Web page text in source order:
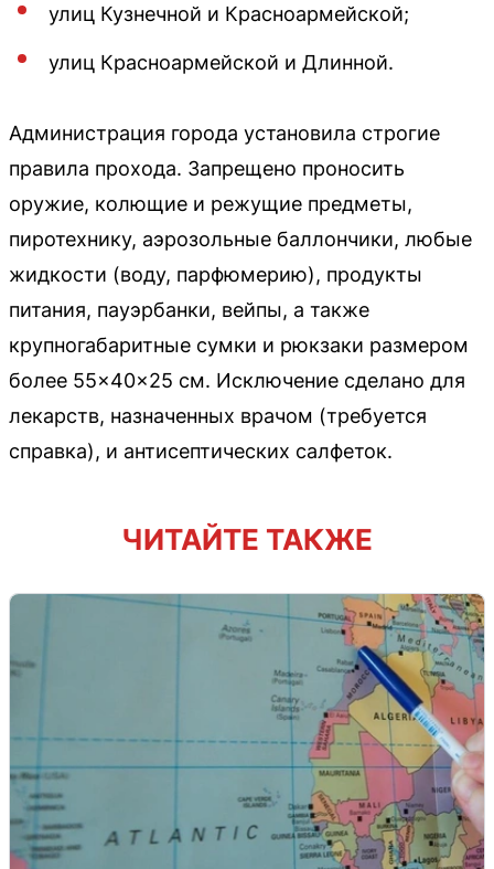
улиц Кузнечной и Красноармейской;
улиц Красноармейской и Длинной.
Администрация города установила строгие
правила прохода. Запрещено проносить
оружие, колющие и режущие предметы,
пиротехнику, аэрозольные баллончики, любые
жидкости (воду, парфюмерию), продукты
питания, пауэрбанки, вейпы, а также
крупногабаритные сумки и рюкзаки размером
более 55×40×25 см. Исключение сделано для
лекарств, назначенных врачом (требуется
справка), и антисептических салфеток.
ЧИТАЙТЕ ТАКЖЕ